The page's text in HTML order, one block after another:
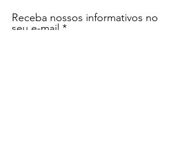
Receba nossos informativos no
seu e-mail